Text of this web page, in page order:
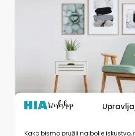
Kako bismo pružili najbolje
Nature Portraits |
proizvoda